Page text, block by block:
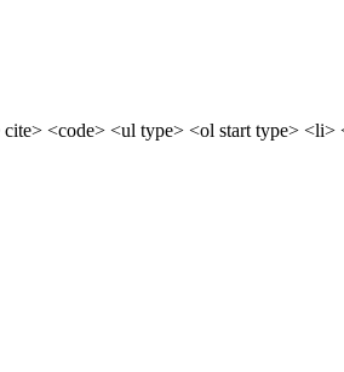
<code> <ul type> <ol start type>